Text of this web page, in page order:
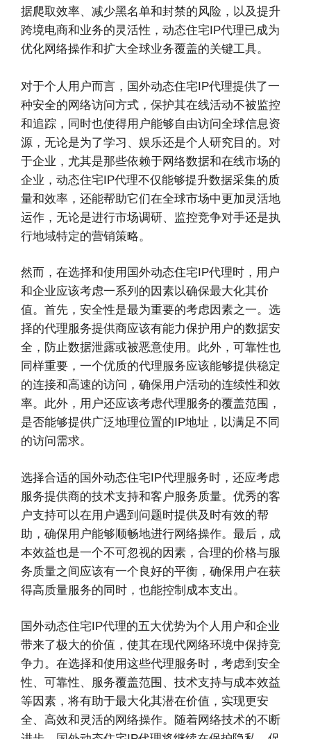
据爬取效率、减少黑名单和封禁的风险，以及提升
跨境电商和业务的灵活性，动态住宅IP代理已成为
优化网络操作和扩大全球业务覆盖的关键工具。
对于个人用户而言，国外动态住宅IP代理提供了一
种安全的网络访问方式，保护其在线活动不被监控
和追踪，同时也使得用户能够自由访问全球信息资
源，无论是为了学习、娱乐还是个人研究目的。对
于企业，尤其是那些依赖于网络数据和在线市场的
企业，动态住宅IP代理不仅能够提升数据采集的质
量和效率，还能帮助它们在全球市场中更加灵活地
运作，无论是进行市场调研、监控竞争对手还是执
行地域特定的营销策略。
然而，在选择和使用国外动态住宅IP代理时，用户
和企业应该考虑一系列的因素以确保最大化其价
值。首先，安全性是最为重要的考虑因素之一。选
择的代理服务提供商应该有能力保护用户的数据安
全，防止数据泄露或被恶意使用。此外，可靠性也
同样重要，一个优质的代理服务应该能够提供稳定
的连接和高速的访问，确保用户活动的连续性和效
率。此外，用户还应该考虑代理服务的覆盖范围，
是否能够提供广泛地理位置的IP地址，以满足不同
的访问需求。
选择合适的国外动态住宅IP代理服务时，还应考虑
服务提供商的技术支持和客户服务质量。优秀的客
户支持可以在用户遇到问题时提供及时有效的帮
助，确保用户能够顺畅地进行网络操作。最后，成
本效益也是一个不可忽视的因素，合理的价格与服
务质量之间应该有一个良好的平衡，确保用户在获
得高质量服务的同时，也能控制成本支出。
国外动态住宅IP代理的五大优势为个人用户和企业
带来了极大的价值，使其在现代网络环境中保持竞
争力。在选择和使用这些代理服务时，考虑到安全
性、可靠性、服务覆盖范围、技术支持与成本效益
等因素，将有助于最大化其潜在价值，实现更安
全、高效和灵活的网络操作。随着网络技术的不断